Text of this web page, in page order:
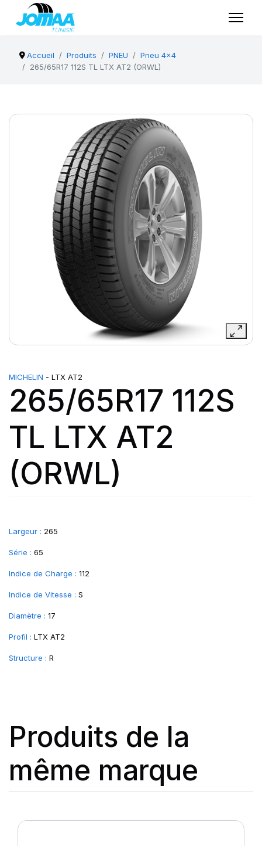
Accueil Produits PNEU
Pneu 4x4
265/65R17 112S TL LTX AT2 (ORWL)
MICHELIN - LTX AT2
265/65R17 112S
TL LTX AT2
(ORWL)
Largeur : 265
Série : 65
Indice de Charge : 112
Indice de Vitesse : S
Diamètre : 17
Profil : LTX AT2
Structure : R
Produits de la
même marque